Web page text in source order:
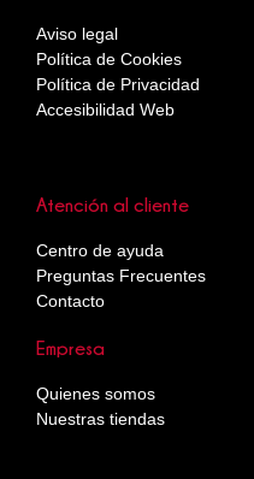
Atención al cliente
Centro de ayuda
Preguntas Frecuentes
Contacto
Empresa
Quienes somos
Nuestras tiendas
Aviso legal
Política de Cookies
Política de Privacidad
Accesibilidad Web